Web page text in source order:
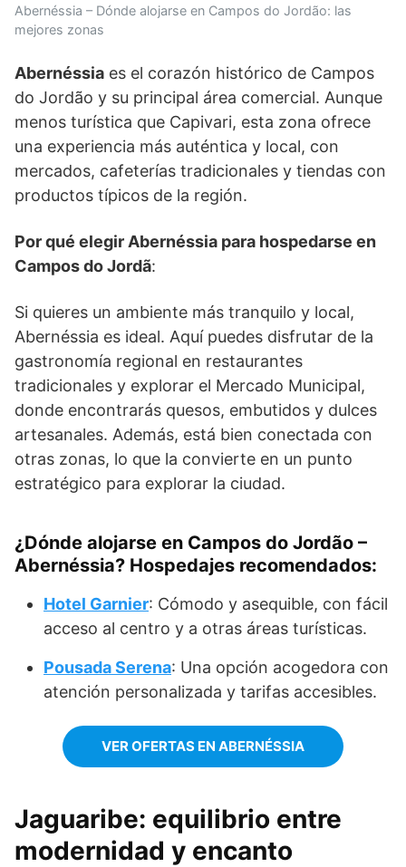
Abernéssia – Dónde alojarse en Campos do Jordão: las
mejores zonas
Abernéssia es el corazón histórico de Campos
do Jordão y su principal área comercial. Aunque
menos turística que Capivari, esta zona ofrece
una experiencia más auténtica y local, con
mercados, cafeterías tradicionales y tiendas con
productos típicos de la región.
Por qué elegir Abernéssia para hospedarse en
Campos do Jordã:
Si quieres un ambiente más tranquilo y local,
Abernéssia es ideal. Aquí puedes disfrutar de la
gastronomía regional en restaurantes
tradicionales y explorar el Mercado Municipal,
donde encontrarás quesos, embutidos y dulces
artesanales. Además, está bien conectada con
otras zonas, lo que la convierte en un punto
estratégico para explorar la ciudad.
¿Dónde alojarse en Campos do Jordão –
Abernéssia? Hospedajes recomendados:
Hotel Garnier: Cómodo y asequible, con fácil
acceso al centro y a otras áreas turísticas.
Pousada Serena: Una opción acogedora con
atención personalizada y tarifas accesibles.
VER OFERTAS EN ABERNÉSSIA
Jaguaribe: equilibrio entre
modernidad y encanto